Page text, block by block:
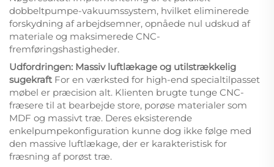
dobbeltpumpe-vakuumssystem, hvilket eliminerede
forskydning af arbejdsemner, opnåede nul udskud af
materiale og maksimerede CNC-
fremføringshastigheder.
Udfordringen: Massiv luftlækage og utilstrækkelig
sugekraft For en værksted for high-end specialtilpasset
møbel er præcision alt. Klienten brugte tunge CNC-
fræsere til at bearbejde store, porøse materialer som
MDF og massivt træ. Deres eksisterende
enkelpumpekonfiguration kunne dog ikke følge med
den massive luftlækage, der er karakteristisk for
fræsning af porøst træ.